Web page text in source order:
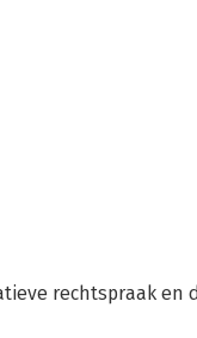
rechtspraak en